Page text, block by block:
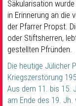
Säkularisation
in Erinnerung an die
der Pfarrer Propst.
oder Stiftsherren,
gestellten Pfründen.
Die heutige Jülicher
Kriegszerstörung
Aus dem 11. bis 15.
am Ende des 19.